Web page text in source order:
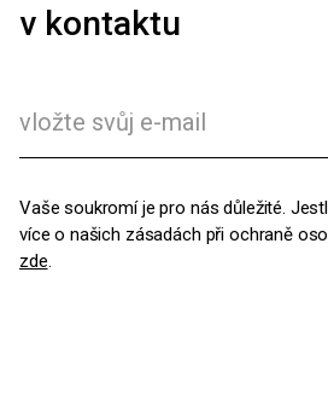
v kontaktu
Vaše soukromí je pro nás důležité.
více o našich zásadách při ochraně
zde.